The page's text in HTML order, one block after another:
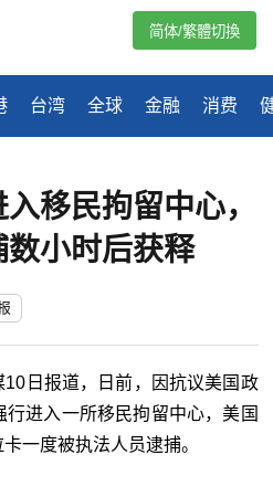
台湾 全球 金融 消费
简体/繁體切換
移民拘留中心，
小时后获释
日报道，日前，因抗议美国政
进入一所移民拘留中心，美国
一度被执法人员逮捕。